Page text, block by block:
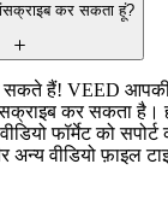
कर सकता हूं?
हैं! VEED आपकी
कर सकता है।
फॉर्मेट को
वीडियो फ़ाइल